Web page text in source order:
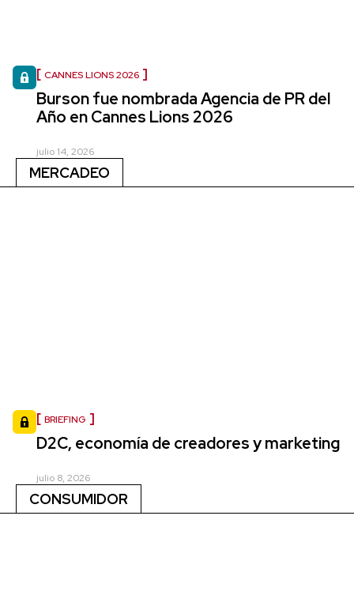
CANNES LIONS 2026
Burson fue nombrada Agencia de PR del
Año en Cannes Lions 2026
julio 14, 2026
MERCADEO
BRIEFING
D2C, economía de creadores y marketing
julio 8, 2026
CONSUMIDOR